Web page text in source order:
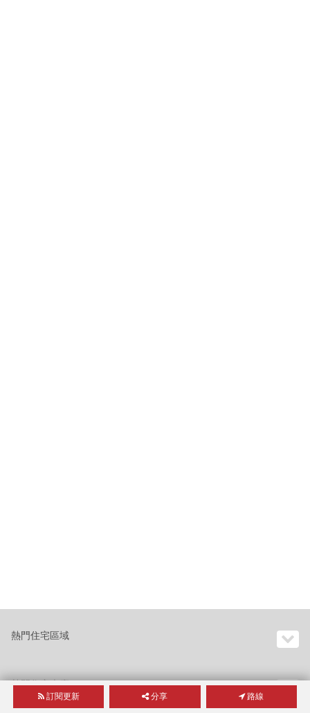
訂閱更新 分享 路線
熱門住宅區域
熱門住宅大廈